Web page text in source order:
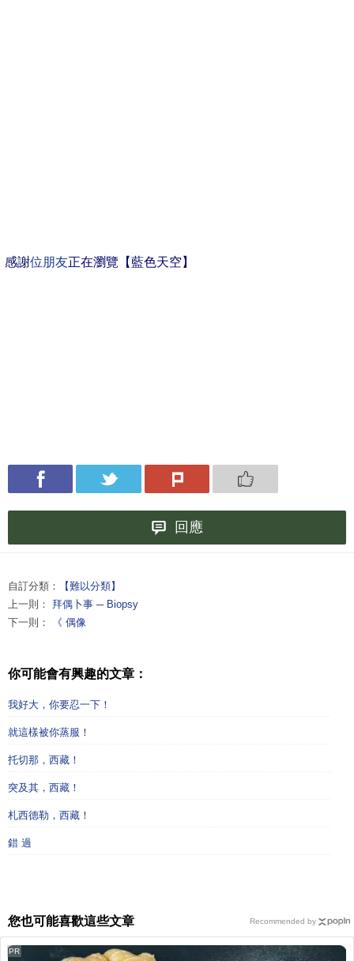
感謝位朋友正在瀏覽【藍色天空】
回應
自訂分類：
【難以分類】
上一則： 拜偶卜事 ─ Biopsy
下一則：
《 偶像
你可能會有興趣的文章：
我好大，你要忍一下！
就這樣被你蒸服！
托切那，西藏！
突及其，西藏！
札西德勒，西藏！
錯 過
您也可能喜歡這些文章
PR
Recommended by